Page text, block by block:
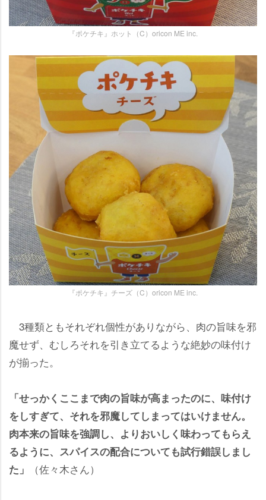
『ポケチキ』ホット（C）oricon ME inc.
『ポケチキ』チーズ（C）oricon ME inc.
3種類ともそれぞれ個性がありながら、肉の旨味を邪
魔せず、むしろそれを引き立てるような絶妙の味付け
が揃った。
「せっかくここまで肉の旨味が高まったのに、味付け
をしすぎて、それを邪魔してしまってはいけません。
肉本来の旨味を強調し、よりおいしく味わってもらえ
るように、スパイスの配合についても試行錯誤しまし
た」
（佐々木さん）